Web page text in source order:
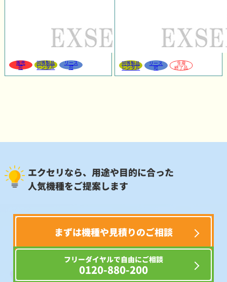
販売
可
同等製品
レンタル
リース
可
同等製品
レンタル
リース
可
生産
終了品
エクセリなら、用途や目的に合った
人気機種をご提案します
まずは機種や見積りのご相談
フリーダイヤルで自由にご相談
0120-880-200